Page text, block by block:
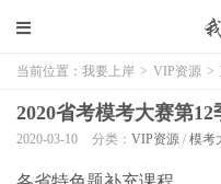
当前位置： 我要上岸 > VIP资源 >
2020省考模考大赛第12
2020-03-10 分类： VIP资源 / 模考